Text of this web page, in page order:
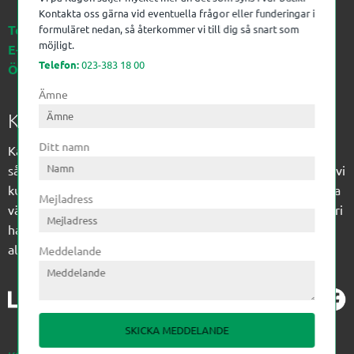
Telefon:023-383 18 00
E-post:kagon@kagon.se
Öppettider:Måndag-Fredag, 07-16
Kagon AB
Kagon har sedan 1972 levererat kompetens till
sågverksindustrin och övrig industri. Till träindustrin tillför vi
kunskap med optimeringslösningar från timmerplanen hela
vägen fram till paketering/emballering och till övrig industri
har vi ett komplement sortiment av teknikprodukter med
allt ifrån slangtillverkning till transmission och lager.
Kontakta oss gärna vid eventuella frågor eller funderingar i
formuläret nedan, så återkommer vi till dig så snart som
möjligt.
Telefon:023-383 18 00
Ämne
Ditt namn
Mejladress
Meddelande
SKICKA MEDDELANDE